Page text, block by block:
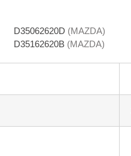
D35062620D (MAZDA)
D35162620B (MAZDA)